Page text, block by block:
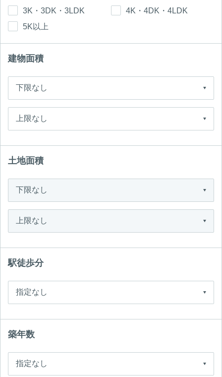
3K・3DK・3LDK
4K・4DK・4LDK
5K以上
建物面積
土地面積
駅徒歩分
築年数